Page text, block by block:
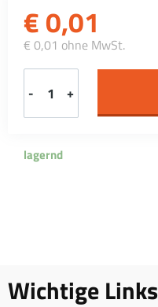
€0,01
€ 0,01 ohne MwSt.
- +
lagernd
Wichtige Links